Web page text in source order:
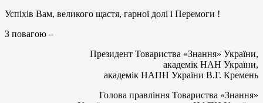
Успіхів Вам, великого щастя, гарної долі і Перемоги !
З повагою –
Президент Товариства «Знання» України,
академік НАН України,
академік НАПН України В.Г. Кремень
Голова правління Товариства «Знання»